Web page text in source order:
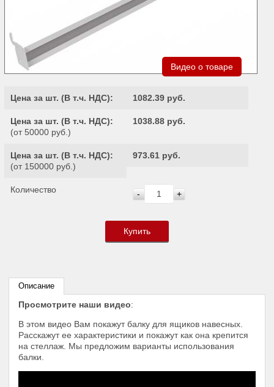
Видео о товаре
Цена за шт. (В т.ч. НДС): 1082.39 руб.
Цена за шт. (В т.ч. НДС):
(от 50000 руб.)
1038.88 руб.
Цена за шт. (В т.ч. НДС):
(от 150000 руб.)
973.61 руб.
Количество - +
Купить
Описание
Просмотрите наши видео:
В этом видео Вам покажут балку для ящиков навесных.
Расскажут ее характеристики и покажут как она крепится
на стеллаж. Мы предложим варианты использования
балки.